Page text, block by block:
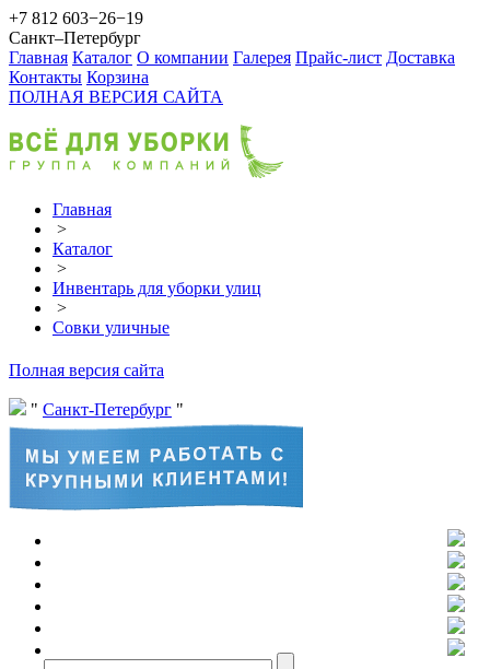
+7 812 603−26−19
Санкт–Петербург
Главная Каталог О компании Галерея Прайс-лист Доставка
Контакты Корзина
ПОЛНАЯ ВЕРСИЯ САЙТА
Главная
>
Каталог
>
Инвентарь для уборки улиц
>
Совки уличные
Полная версия сайта
Санкт-Петербург